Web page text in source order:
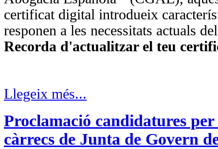
certificat digital introdueix
responen a les necessitats actuals
Recorda d'actualitzar el teu
Llegeix més...
Proclamació candidatures
càrrecs de Junta de Govern